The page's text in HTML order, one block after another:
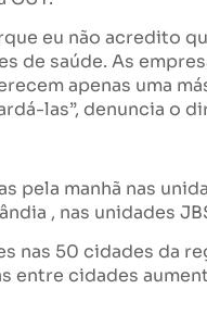
eu não acredito
de saúde. As
apenas uma
las”, denuncia o
pela manhã nas
, nas unidades
50 cidades da
entre cidades